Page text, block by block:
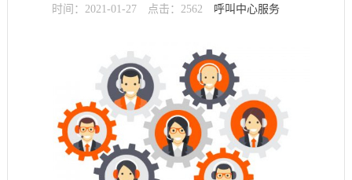
时间：2021-01-27 点击：2562 呼叫中心服务